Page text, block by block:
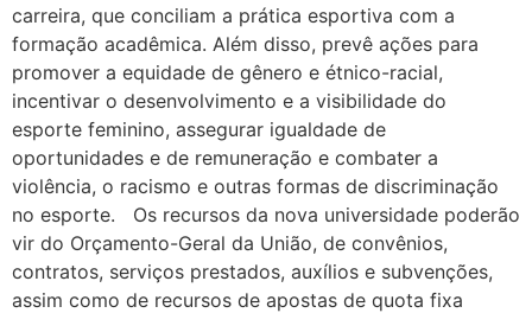
carreira, que conciliam a prática esportiva com a
formação acadêmica. Além disso, prevê ações para
promover a equidade de gênero e étnico-racial,
incentivar o desenvolvimento e a visibilidade do
esporte feminino, assegurar igualdade de
oportunidades e de remuneração e combater a
violência, o racismo e outras formas de discriminação
no esporte. Os recursos da nova universidade poderão
vir do Orçamento-Geral da União, de convênios,
contratos, serviços prestados, auxílios e subvenções,
assim como de recursos de apostas de quota fixa